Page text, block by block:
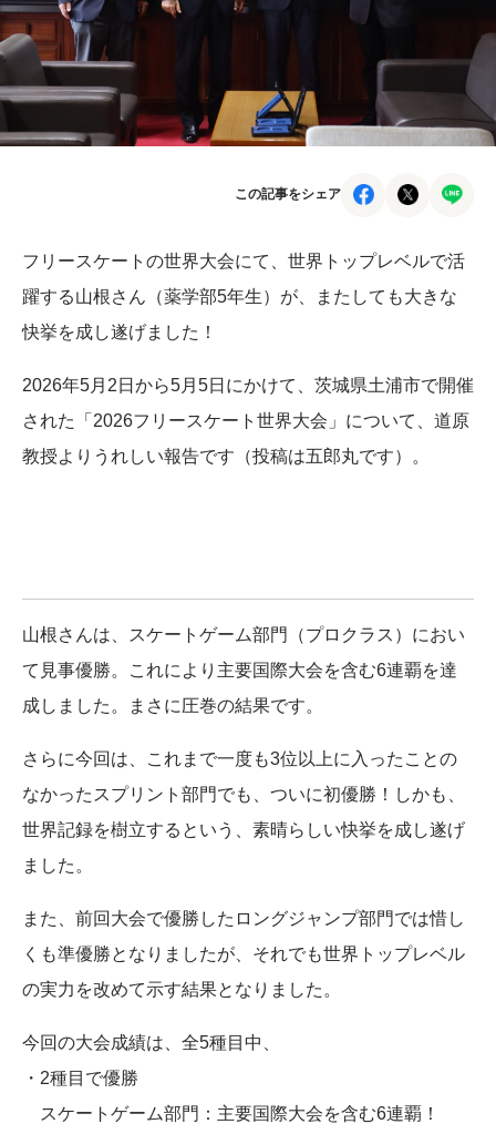
この記事をシェア
フリースケートの世界大会にて、世界トップレベルで活
躍する山根さん（薬学部5年生）が、またしても大きな
快挙を成し遂げました！
2026年5月2日から5月5日にかけて、茨城県土浦市で開催
された「2026フリースケート世界大会」について、道原
教授よりうれしい報告です（投稿は五郎丸です）。
山根さんは、スケートゲーム部門（プロクラス）におい
て見事優勝。これにより主要国際大会を含む6連覇を達
成しました。まさに圧巻の結果です。
さらに今回は、これまで一度も3位以上に入ったことの
なかったスプリント部門でも、ついに初優勝！しかも、
世界記録を樹立するという、素晴らしい快挙を成し遂げ
ました。
また、前回大会で優勝したロングジャンプ部門では惜し
くも準優勝となりましたが、それでも世界トップレベル
の実力を改めて示す結果となりました。
今回の大会成績は、全5種目中、
・2種目で優勝
スケートゲーム部門：主要国際大会を含む6連覇！